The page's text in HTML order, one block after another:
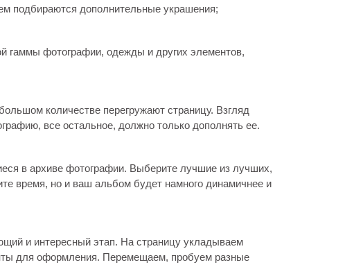
подбираются дополнительные украшения;
гаммы фотографии, одежды и других элементов,
количестве перегружают страницу. Взгляд
все остальное, должно только дополнять ее.
в архиве фотографии. Выберите лучшие из лучших,
время, но и ваш альбом будет намного динамичнее и
и интересный этап. На страницу укладываем
для оформления. Перемещаем, пробуем разные